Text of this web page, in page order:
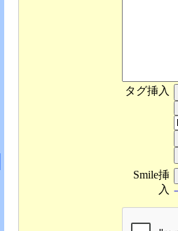
タグ挿入
Smile挿
入